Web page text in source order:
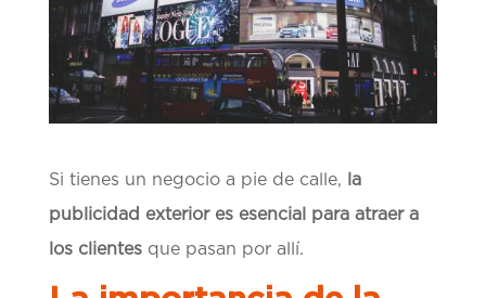
Si tienes un negocio a pie de calle,
la
publicidad exterior es esencial para atraer a
los clientesque pasan por allí.